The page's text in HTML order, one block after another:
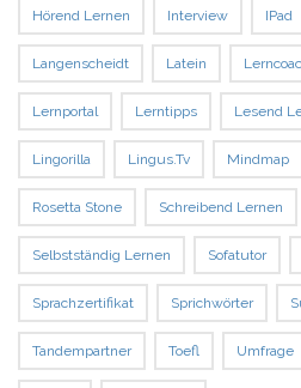
Hörend Lernen Interview IPad
Langenscheidt Latein
Lernportal Lerntipps Lesend
Lingorilla Lingus.tv Mindmap
Rosetta Stone Schreibend Lernen
Selbstständig Lernen Sofatutor
Sprachzertifikat Sprichwörter
Tandempartner Toefl Umfrage